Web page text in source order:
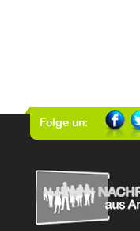
Folge un: